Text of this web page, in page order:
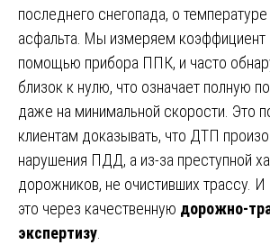
последнего снегопада, о
асфальта. Мы измеряем коэффициент
помощью прибора ППК, и часто
близок к нулю, что означает полную
даже на минимальной скорости. Это
клиентам доказывать, что ДТП
нарушения ПДД, а из-за преступной
дорожников, не очистивших трассу.
это через качественную дорожно-
экспертизу